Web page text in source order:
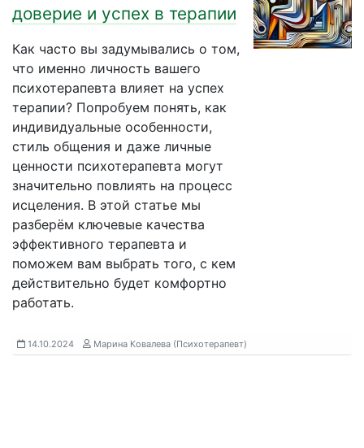
доверие и успех в терапии
Как часто вы задумывались о том,
что именно личность вашего
психотерапевта влияет на успех
терапии? Попробуем понять, как
индивидуальные особенности,
стиль общения и даже личные
ценности психотерапевта могут
значительно повлиять на процесс
исцеления. В этой статье мы
разберём ключевые качества
эффективного терапевта и
поможем вам выбрать того, с кем
действительно будет комфортно
работать.
14.10.2024 Марина Ковалева (Психотерапевт)